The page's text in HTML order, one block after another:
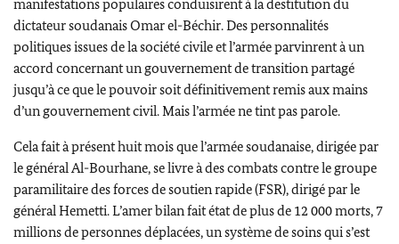
manifestations populaires conduisirent à la destitution du
dictateur soudanaisOmar el-Béchir. Des personnalités
politiques issues de la société civile et l’armée parvinrent à un
accord concernant un gouvernement de transition partagé
jusqu’à ce que le pouvoir soit définitivement remis aux mains
d’un gouvernement civil. Mais l’armée ne tint pas parole.
Cela fait à présent huit mois que l’armée soudanaise, dirigée par
le généralAl-Bourhane, se livre à des combats contre le groupe
paramilitaire des forces de soutien rapide (FSR), dirigé par le
général Hemetti. L’amer bilan fait état de plus de 12 000 morts, 7
millions de personnes déplacées, un système de soins qui s’est